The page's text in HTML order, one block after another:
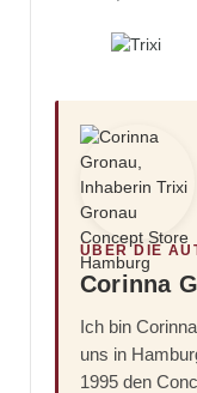
ÜBER DIE
Corinna
Ich bin
uns in
1995 den